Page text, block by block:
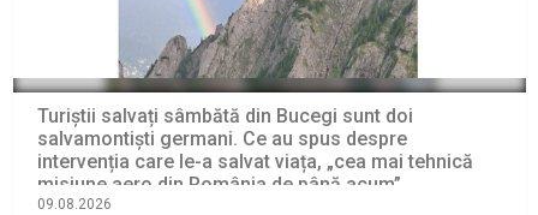
Turiștii salvați sâmbătă din Bucegi sunt doi
salvamontiști germani. Ce au spus despre
intervenția care le-a salvat viața, „cea mai tehnică
misiune aero din România de până acum”
09.08.2026